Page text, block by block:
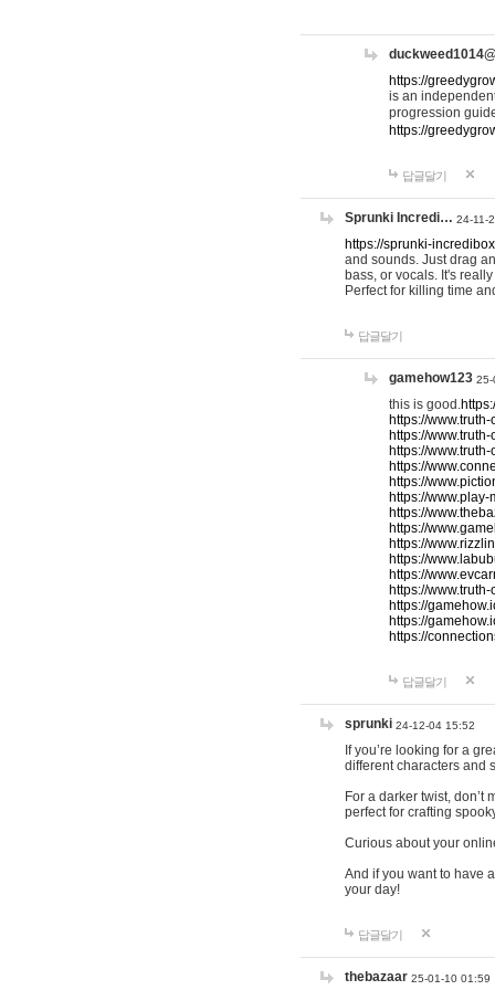
https://
is an
progression
https://
답글달기
Sprunki Incredi… 24-11-
https://sprunki-
and sounds. Just drag
bass, or vocals. It's
Perfect for killing time
답글달기
gamehow123 25-
this is good.
https://
https://
https://
https://
https://
https://
https://
https://
https://
https://
https://
https://
https://
https://
https://
답글달기
sprunki 24-12-04 15:52
If you’re looking for a
different characters and
For a darker twist, don’t
perfect for crafting
Curious about your
And if you want to have
your day!
답글달기
thebazaar 25-01-10 01:59